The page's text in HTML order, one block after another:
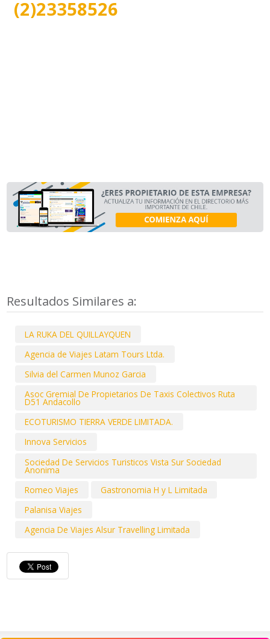
(2)23358526
Resultados Similares a:
LA RUKA DEL QUILLAYQUEN
Agencia de Viajes Latam Tours Ltda.
Silvia del Carmen Munoz Garcia
Asoc Gremial De Propietarios De Taxis Colectivos Ruta
D51 Andacollo
ECOTURISMO TIERRA VERDE LIMITADA.
Innova Servicios
Sociedad De Servicios Turisticos Vista Sur Sociedad
Anonima
Romeo Viajes
Gastronomia H y L Limitada
Palanisa Viajes
Agencia De Viajes Alsur Travelling Limitada